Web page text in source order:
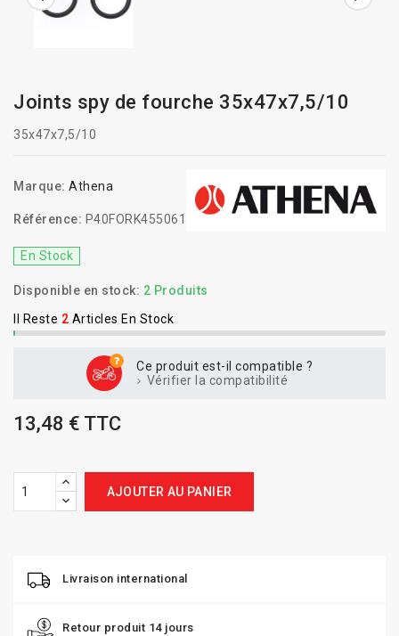
Joints spy de fourche 35x47x7,5/10
35x47x7,5/10
Marque: Athena
Référence: P40FORK455061
En Stock
Disponible en stock: 2 Produits
Il Reste 2 Articles En Stock
Ce produit est-il compatible ?
Vérifier la compatibilité
13,48 € TTC
AJOUTER AU PANIER
Livraison international
Retour produit 14 jours